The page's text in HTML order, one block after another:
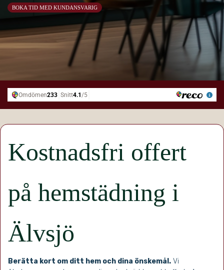
BOKA TID MED KUNDANSVARIG
Kostnadsfri offert
på hemstädning i
Älvsjö
Berätta kort om ditt hem och dina önskemål. Vi